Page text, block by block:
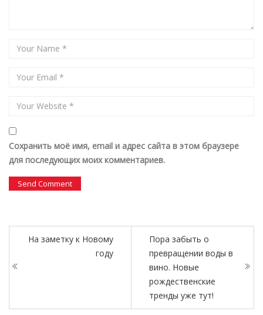
Сохранить моё имя, email и адрес сайта в этом браузере
для последующих моих комментариев.
На заметку к Новому
году
Пора забыть о
превращении воды в
вино. Новые
рождественские
тренды уже тут!